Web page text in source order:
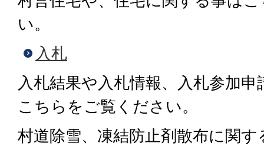
い。
入札
入札結果や入札情報、入札参加
こちらをご覧ください。
村道除雪、凍結防止剤散布に関